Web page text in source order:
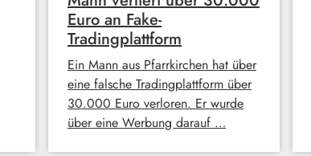
Euro an Fake-
Tradingplattform
Ein Mann aus Pfarrkirchen hat über
eine falsche Tradingplattform über
30.000 Euro verloren. Er wurde
über eine Werbung darauf …